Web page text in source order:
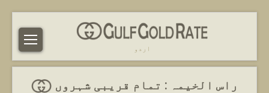
اردو
راس الخیمہ : تمام قریبی شہروں